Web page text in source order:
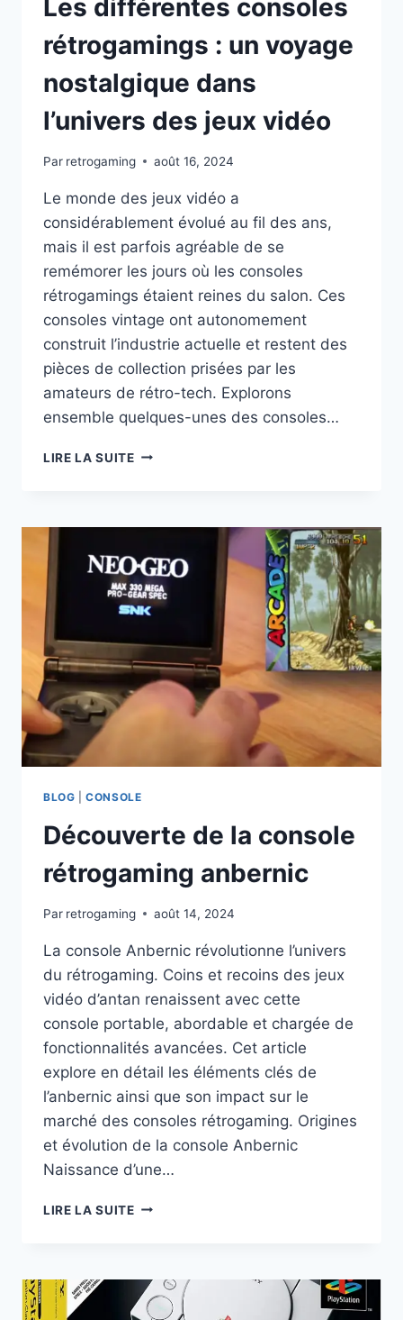
Les différentes consoles
rétrogamings : un voyage
nostalgique dans
l’univers des jeux vidéo
Par retrogaming août 16, 2024
Le monde des jeux vidéo a
considérablement évolué au fil des ans,
mais il est parfois agréable de se
remémorer les jours où les consoles
rétrogamings étaient reines du salon. Ces
consoles vintage ont autonomement
construit l’industrie actuelle et restent des
pièces de collection prisées par les
amateurs de rétro-tech. Explorons
ensemble quelques-unes des consoles…
LIRE LA SUITELES
:
VOYAGE
NOSTALGIQUE
DANS
DES
JEUX
VIDÉO
BLOG |CONSOLE
Découverte de la console
rétrogaming anbernic
Par retrogaming août 14, 2024
La console Anbernic révolutionne l’univers
du rétrogaming. Coins et recoins des jeux
vidéo d’antan renaissent avec cette
console portable, abordable et chargée de
fonctionnalités avancées. Cet article
explore en détail les éléments clés de
l’anbernic ainsi que son impact sur le
marché des consoles rétrogaming. Origines
et évolution de la console Anbernic
Naissance d’une…
LIRE LA SUITEDÉCOUVERTE
RÉTROGAMING
ANBERNIC